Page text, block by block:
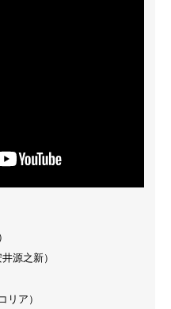
源之新）
リア）